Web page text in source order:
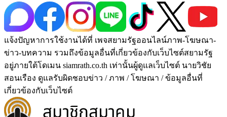
แจ้งปัญหาการใช้งานได้ที่ เพจสยามรัฐออนไลน์ภาพ-โฆษณา-
ข่าว-บทความ รวมถึงข้อมูลอื่นที่เกี่ยวข้องกับเว็บไซต์สยามรัฐ
อยู่ภายใต้โดเมน siamrath.co.th เท่านั้นผู้ดูแลเว็บไซต์ นายวิชัย
สอนเรือง ดูแลรับผิดชอบข่าว / ภาพ / โฆษณา / ข้อมูลอื่นที่
เกี่ยวข้องกับเว็บไซต์